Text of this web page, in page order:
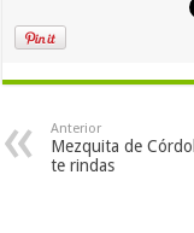
Anterior
Mezquita de
te rindas